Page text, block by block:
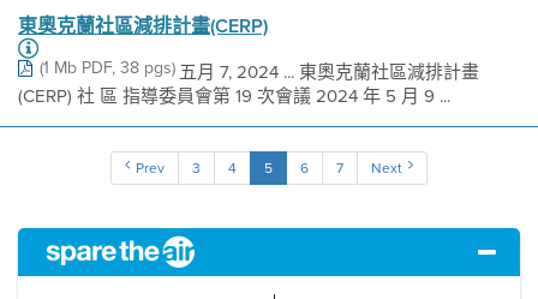
東奧克蘭社區減排計畫(CERP)
(1 Mb PDF, 38 pgs)五月 7, 2024 ... 東奧克蘭社區減排計畫
(CERP) 社 區 指導委員會第 19 次會議 2024 年 5 月 9 ...
Prev 3 4 5 6 7 Next